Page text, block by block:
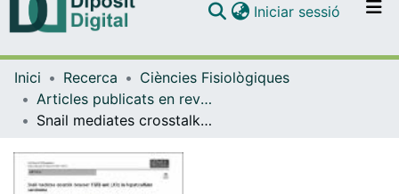
Navega per tot el DD
Com publicar
Iniciar sessió (current)
Inici Recerca
Ciències Fisiològiques
Articles publicats en revistes (Ciències Fisiològiques)
Snail mediates crosstalk between TGFβ and LXRα in hepatocellular carcinoma